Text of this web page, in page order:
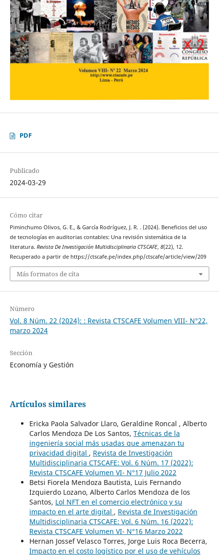
PDF
Publicado
2024-03-29
Cómo citar
Piminchumo Olivos, G. E., & García Rodríguez, J. R. . (2024). Beneficios del uso
de tecnologías en auditorias contables: Una revisión sistemática de la
literatura. Revista De Investigación Multidisciplinaria CTSCAFE, 8(22), 12.
Recuperado a partir de https://ctscafe.pe/index.php/ctscafe/article/view/209
Más formatos de cita
Número
Vol. 8 Núm. 22 (2024): : Revista CTSCAFE Volumen VIII- N°22,
marzo 2024
Sección
Economía y Gestión
Artículos similares
Ericka Paola Salvador Llaro, Geraldine Roncal , Alberto
Carlos Mendoza De Los Santos, Técnicas de la
ingeniería social más usadas que amenazan tu
privacidad digital , Revista de Investigación
Multidisciplinaria CTSCAFE: Vol. 6 Núm. 17 (2022):
Revista CTSCAFE Volumen VI- N°17 Julio 2022
Betsi Fiorela Mendoza Bautista, Luis Fernando
Izquierdo Lozano, Alberto Carlos Mendoza de los
Santos, Lol NFT en el comercio electrónico y su
impacto en el arte digital , Revista de Investigación
Multidisciplinaria CTSCAFE: Vol. 6 Núm. 16 (2022):
Revista CTSCAFE Volumen VI- N°16 Marzo 2022
Hernan Jossef Velasco Torres, Jorge Luis Roca Becerra,
Impacto en el costo logístico por el uso de vehículos